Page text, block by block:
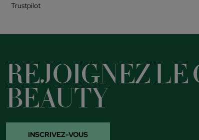
Trustpilot
REJOIGNEZ LE
BEAUTY
INSCRIVEZ-VOUS